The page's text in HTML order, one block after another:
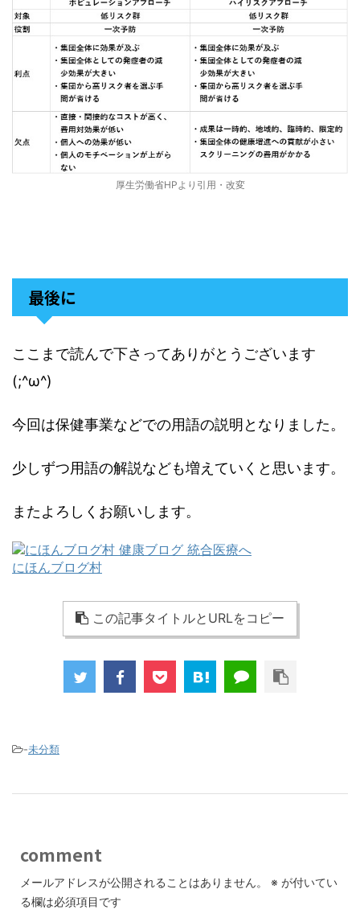
厚生労働省HPより引用・改変
最後に
ここまで読んで下さってありがとうございます
(;^ω^)
今回は保健事業などでの用語の説明となりました。
少しずつ用語の解説なども増えていくと思います。
またよろしくお願いします。
にほんブログ村
この記事タイトルとURLをコピー
-未分類
comment
メールアドレスが公開されることはありません。 ※ が付いてい
る欄は必須項目です